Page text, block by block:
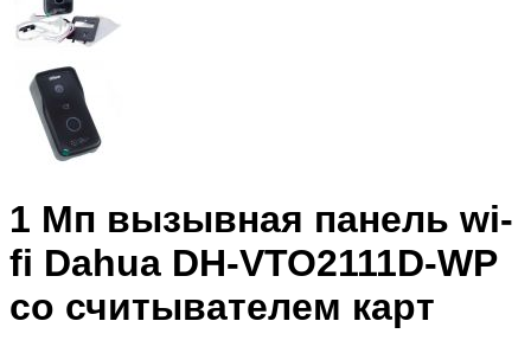
1 Мп вызывная панель wi-
fi Dahua DH-VTO2111D-WP
со считывателем карт